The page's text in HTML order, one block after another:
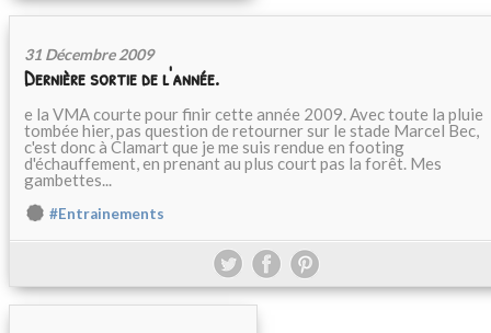
31 Décembre 2009
Dernière sortie de l'année.
e la VMA courte pour finir cette année 2009. Avec toute la pluie
tombée hier, pas question de retourner sur le stade Marcel Bec,
c'est donc à Clamart que je me suis rendue en footing
d'échauffement, en prenant au plus court pas la forêt. Mes
gambettes...
#Entrainements